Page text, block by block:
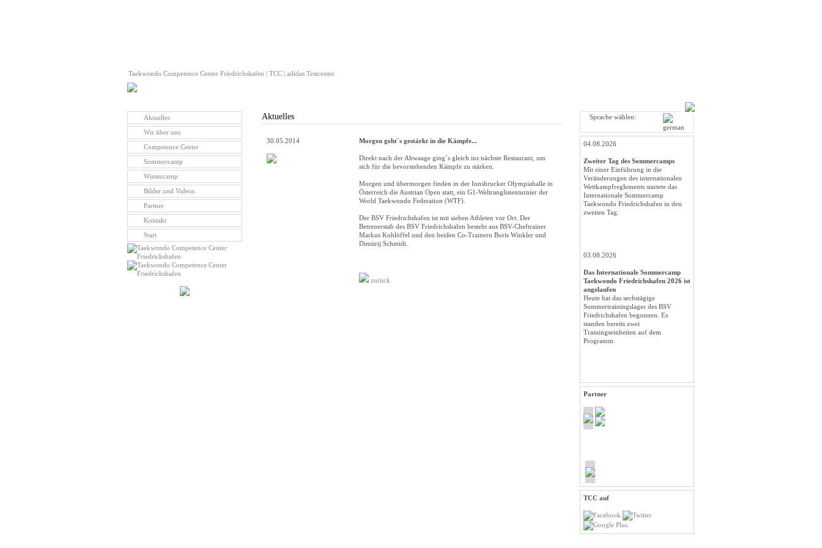
Taekwondo Competence Center Friedrichshafen | TCC | adidas Testcenter
Aktuelles
Wir über uns
Competence Center
Sommercamp
Wintercamp
Bilder und Videos
Partner
Kontakt
Start
Aktuelles
30.05.2014 Morgen geht´s gestärkt in die Kämpfe...
Direkt nach der Abwaage ging´s gleich ins nächste Restaurant, um
sich für die bevorstehenden Kämpfe zu stärken.
Morgen und übermorgen finden in der Innsbrucker Olympiahalle in
Österreich die Austrian Open statt, ein G1-Weltranglistenturnier der
World Taekwondo Federation (WTF).
Der BSV Friedrichshafen ist mit sieben Athleten vor Ort. Der
Betreuerstab des BSV Friedrichshafen besteht aus BSV-Cheftrainer
Markus Kohlöffel und den beiden Co-Trainern Boris Winkler und
Dimitrij Schmidt.
zurück
Sprache wählen:
04.08.2026
Zweiter Tag des Sommercamps
Mit einer Einführung in die
Veränderungen des internationalen
Wettkampfreglements startete das
Internationale Sommercamp
Taekwondo Friedrichshafen in den
zweiten Tag.
03.08.2026
Das Internationale Sommercamp
Taekwondo Friedrichshafen 2026 ist
angelaufen
Heute hat das sechstägige
Sommertrainingslager des BSV
Friedrichshafen begonnen. Es
standen bereits zwei
Trainingseinheiten auf dem
Programm.
Partner
TCC auf